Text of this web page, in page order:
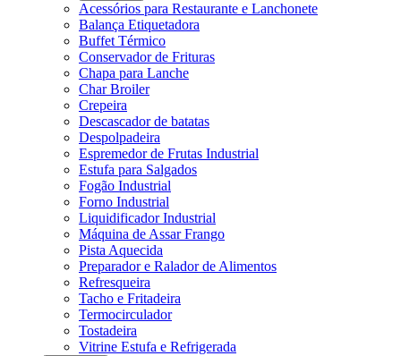
Acessórios para Restaurante e Lanchonete
Balança Etiquetadora
Buffet Térmico
Conservador de Frituras
Chapa para Lanche
Char Broiler
Crepeira
Descascador de batatas
Despolpadeira
Espremedor de Frutas Industrial
Estufa para Salgados
Fogão Industrial
Forno Industrial
Liquidificador Industrial
Máquina de Assar Frango
Pista Aquecida
Preparador e Ralador de Alimentos
Refresqueira
Tacho e Fritadeira
Termocirculador
Tostadeira
Vitrine Estufa e Refrigerada